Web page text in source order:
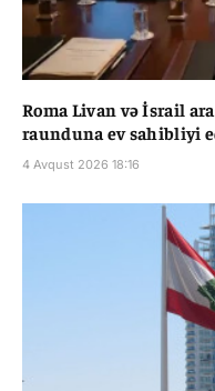
Roma Livan və İsrail
raunduna ev sahibliyi
4 Avqust 2026 18:16